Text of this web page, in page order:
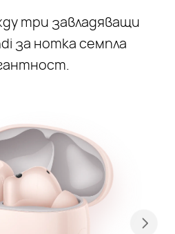
три завладяващи
за нотка семпла